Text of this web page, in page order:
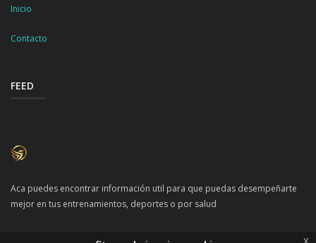
Inicio
Contacto
FEED
Aca puedes encontrar información util para que puedas desempeñarte
mejor en tus entrenamientos, deportes o por salud
x